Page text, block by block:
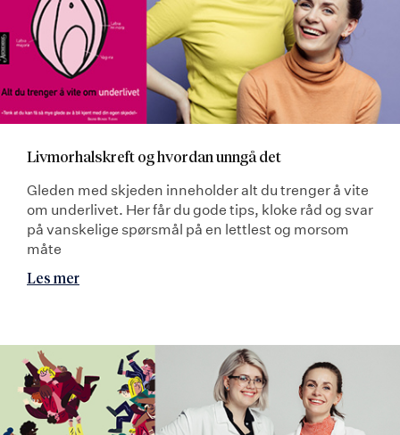
Livmorhalskreft og hvordan unngå det
Gleden med skjeden inneholder alt du trenger å vite
om underlivet. Her får du gode tips, kloke råd og svar
på vanskelige spørsmål på en lettlest og morsom
måte
Les mer